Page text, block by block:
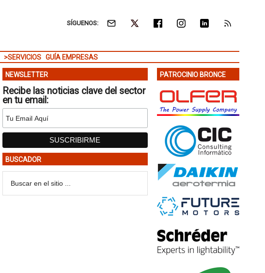
SÍGUENOS:
>SERVICIOS GUÍA EMPRESAS
NEWSLETTER
Recibe las noticias clave del sector
en tu email:
BUSCADOR
PATROCINIO BRONCE